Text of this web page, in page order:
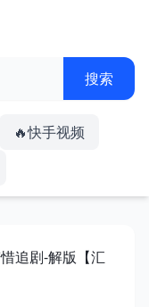
🔥快手视频
追剧-解版【汇